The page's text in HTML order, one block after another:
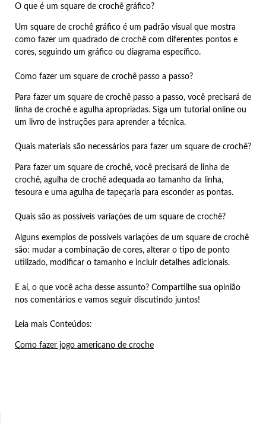
O que é um square de crochê gráfico?
Um square de crochê gráfico é um padrão visual que mostra
como fazer um quadrado de crochê com diferentes pontos e
cores, seguindo um gráfico ou diagrama específico.
Como fazer um square de crochê passo a passo?
Para fazer um square de crochê passo a passo, você precisará de
linha de crochê e agulha apropriadas. Siga um tutorial online ou
um livro de instruções para aprender a técnica.
Quais materiais são necessários para fazer um square de crochê?
Para fazer um square de crochê, você precisará de linha de
crochê, agulha de crochê adequada ao tamanho da linha,
tesoura e uma agulha de tapeçaria para esconder as pontas.
Quais são as possíveis variações de um square de crochê?
Alguns exemplos de possíveis variações de um square de crochê
são: mudar a combinação de cores, alterar o tipo de ponto
utilizado, modificar o tamanho e incluir detalhes adicionais.
E aí, o que você acha desse assunto? Compartilhe sua opinião
nos comentários e vamos seguir discutindo juntos!
Leia mais Conteúdos:
Como fazer jogo americano de croche